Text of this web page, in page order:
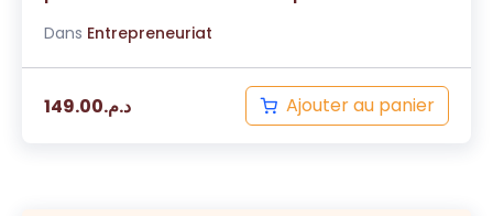
Dans Entrepreneuriat
د.م.149.00 Ajouter au panier